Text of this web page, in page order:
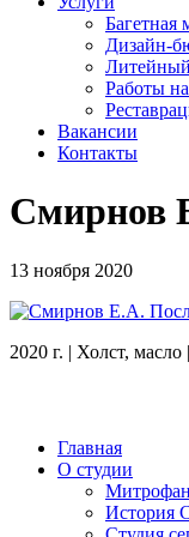
Багетная
Дизайн-
Работы на
Вакансии
Контакты
Смирнов
13 ноября 2020
2020 г. | Холст, масло
Главная
О студии
История